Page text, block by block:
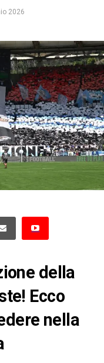
2026
della
Ecco
nella